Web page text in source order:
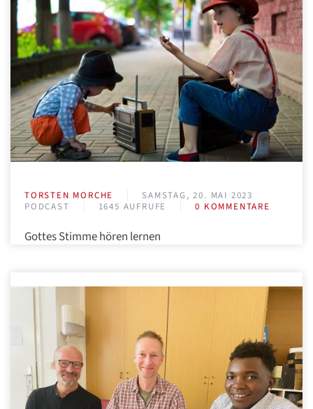
TORSTEN MORCHE
SAMSTAG, 20. MAI 2023
PODCAST
1645 AUFRUFE 0 KOMMENTARE
Gottes Stimme hören lernen